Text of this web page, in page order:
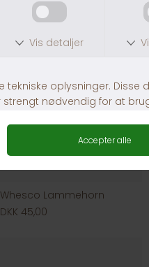
Whesco Lammehorn
DKK 45,00